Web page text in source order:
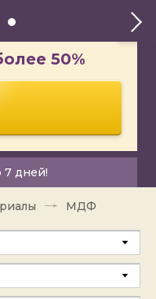
50%
7 дней!
МДФ